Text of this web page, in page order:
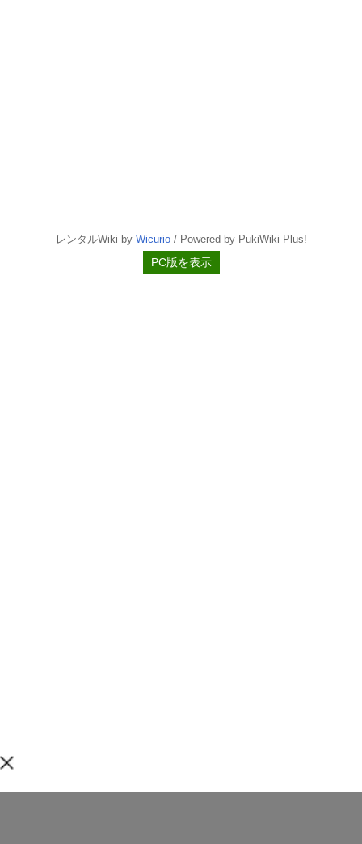
レンタルWiki by Wicurio/ Powered by PukiWiki Plus!
PC版を表示